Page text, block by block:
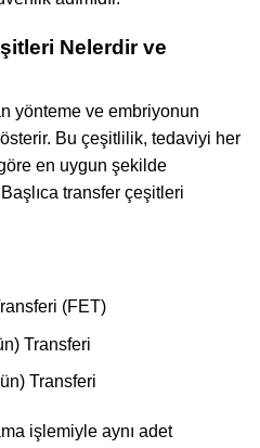
Nelerdir ve
yönteme ve embriyonun
Bu çeşitlilik, tedaviyi her
en uygun şekilde
transfer çeşitleri
(FET)
Transferi
Transferi
işlemiyle aynı adet